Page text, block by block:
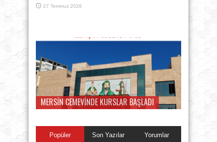
27 Temmuz 2026
MERSİN CEMEVİNDE KURSLAR BAŞLADI
Popüler Son Yazılar Yorumlar